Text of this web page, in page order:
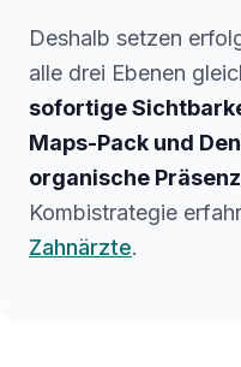
Deshalb setzen
alle drei Ebenen
sofortige
Maps-Pack und
organische
Kombistrategie
Zahnärzte.